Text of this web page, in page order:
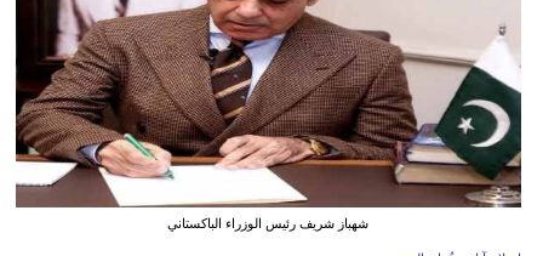
ديكور
أخبار
إعلام
تعليم
شهباز شريف رئيس الوزراء الباكستاني